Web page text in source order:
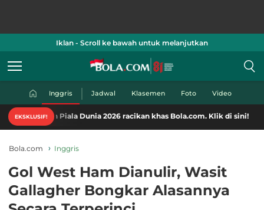
Iklan - Scroll ke bawah untuk melanjutkan
Inggris Jadwal Klasemen Foto Video
EKSKLUSIF!
Dunia 2026 racikan khas Bola.com. Klik di sini!
Bola.com Inggris
Gol West Ham Dianulir, Wasit
Gallagher Bongkar Alasannya